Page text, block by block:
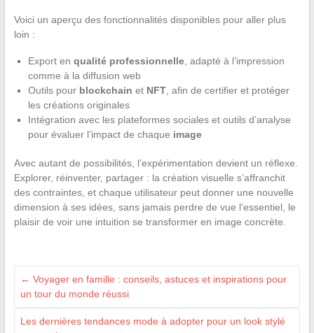
Voici un aperçu des fonctionnalités disponibles pour aller plus
loin :
Export en qualité professionnelle, adapté à l’impression
comme à la diffusion web
Outils pour blockchain et NFT, afin de certifier et protéger
les créations originales
Intégration avec les plateformes sociales et outils d’analyse
pour évaluer l’impact de chaque image
Avec autant de possibilités, l’expérimentation devient un réflexe.
Explorer, réinventer, partager : la création visuelle s’affranchit
des contraintes, et chaque utilisateur peut donner une nouvelle
dimension à ses idées, sans jamais perdre de vue l’essentiel, le
plaisir de voir une intuition se transformer en image concrète.
← Voyager en famille : conseils, astuces et inspirations pour
un tour du monde réussi
Les dernières tendances mode à adopter pour un look stylé